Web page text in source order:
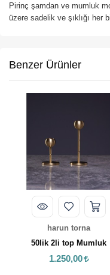
Pirinç şamdan ve mumluk
üzere sadelik ve şıklığı her
Benzer Ürünler
harun torna
50lik 2li top Mumluk
1.250,00